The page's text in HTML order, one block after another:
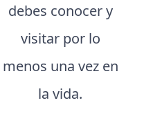
debes conocer y
visitar por lo
menos una vez en
la vida.